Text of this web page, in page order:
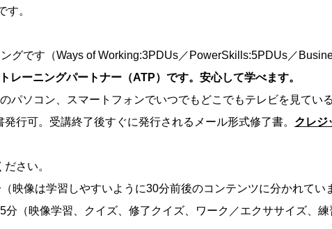
。
グです（Ways of Working:3PDUs／PowerSkills:5PDUs／
レーニングパートナー（ATP）です。安心して学べます。
パソコン、スマートフォンでいつでもどこでもテレビを見てい
行可。受講終了後すぐに発行されるメール形式修了書。 クレジ
さい。
映像は学習しやすいように30分前後のコンテンツに分かれてい
分（映像学習、クイズ、修了クイズ、ワーク／エクササイズ、